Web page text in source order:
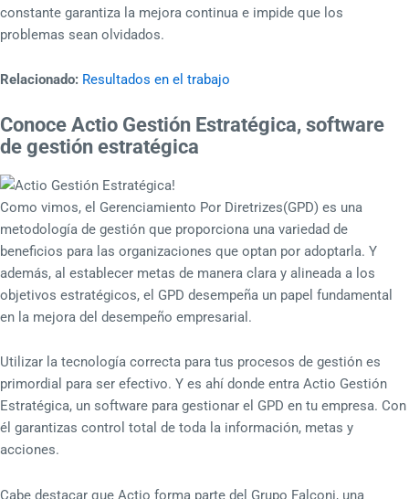
constante garantiza la mejora continua e impide que los
problemas sean olvidados.
Relacionado: Resultados en el trabajo
Conoce Actio Gestión Estratégica, software
de gestión estratégica
Como vimos, el Gerenciamiento Por Diretrizes(GPD) es una
metodología de gestión que proporciona una variedad de
beneficios para las organizaciones que optan por adoptarla. Y
además, al establecer metas de manera clara y alineada a los
objetivos estratégicos, el GPD desempeña un papel fundamental
en la mejora del desempeño empresarial.
Utilizar la tecnología correcta para tus procesos de gestión es
primordial para ser efectivo. Y es ahí donde entra Actio Gestión
Estratégica, un software para gestionar el GPD en tu empresa. Con
él garantizas control total de toda la información, metas y
acciones.
Cabe destacar que Actio forma parte del Grupo Falconi, una